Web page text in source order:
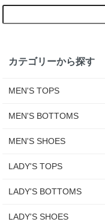
カテゴリーから探す
MEN'S TOPS
MEN'S BOTTOMS
MEN'S SHOES
LADY'S TOPS
LADY'S BOTTOMS
LADY'S SHOES